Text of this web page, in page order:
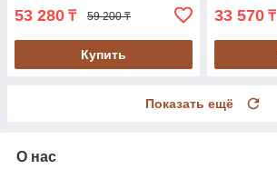
53 280 ₸ 59 200 ₸
Купить
33 570 ₸
Показать ещё
О нас